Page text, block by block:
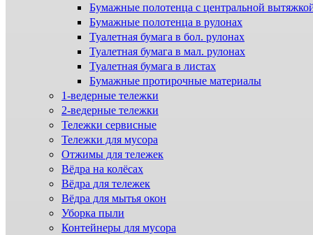
Бумажные полотенца с центральной
Бумажные полотенца в рулонах
Туалетная бумага в бол. рулонах
Туалетная бумага в мал. рулонах
Туалетная бумага в листах
Бумажные протирочные материалы
1-ведерные тележки
2-ведерные тележки
Тележки сервисные
Тележки для мусора
Отжимы для тележек
Вёдра на колёсах
Вёдра для тележек
Вёдра для мытья окон
Уборка пыли
Контейнеры для мусора